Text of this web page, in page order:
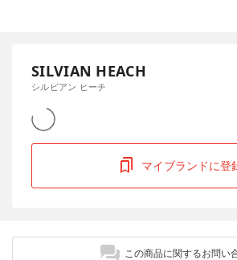
SILVIAN HEACH
シルビアン ヒーチ
マイブランドに登
この商品に関するお問い